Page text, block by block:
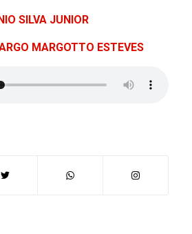
SILVA JUNIOR
MARGOTTO ESTEVES